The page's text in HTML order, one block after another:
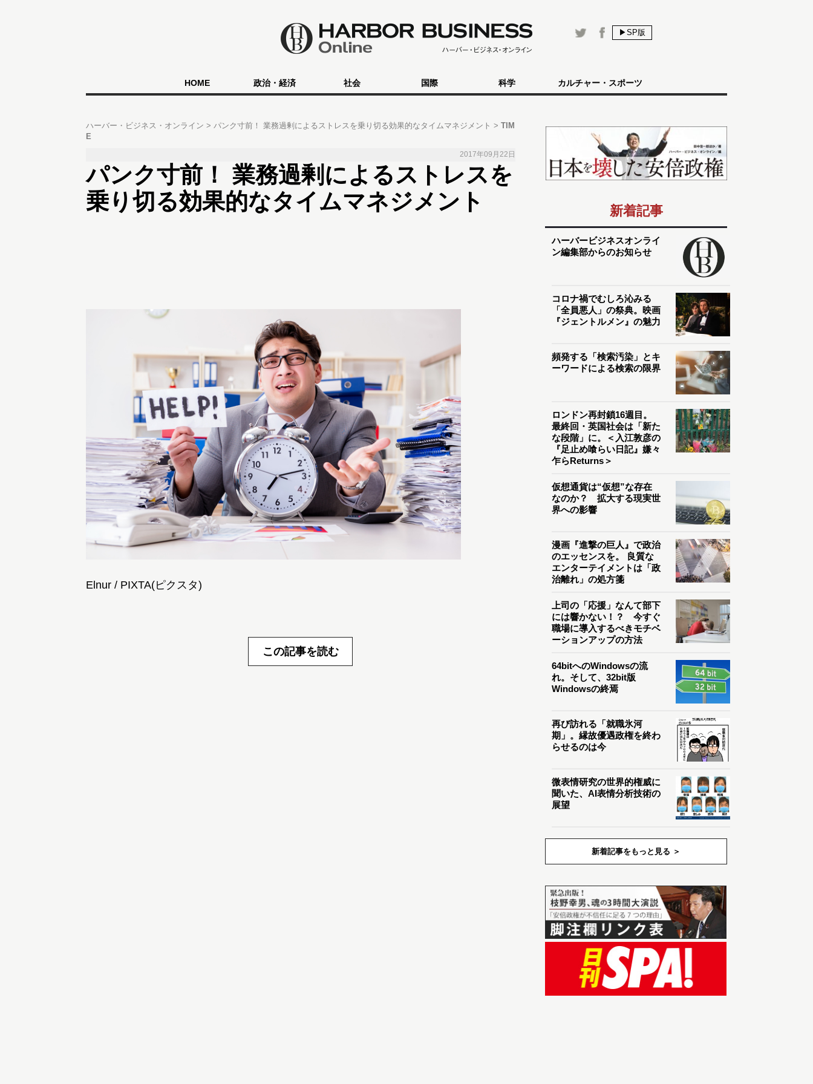
▶SP版
HOME 政治・経済 社会 国際 科学 カルチャー・スポーツ
ハーバー・ビジネス・オンライン パンク寸前！ 業務過剰によるストレスを乗り切る効果的なタイムマネジメント
TIM
E
2017年09月22日
パンク寸前！ 業務過剰によるストレスを
乗り切る効果的なタイムマネジメント
Elnur / PIXTA(ピクスタ)
この記事を読む
新着記事
ハーバービジネスオンライ
ン編集部からのお知らせ
コロナ禍でむしろ沁みる
「全員悪人」の祭典。映画
『ジェントルメン』の魅力
頻発する「検索汚染」とキ
ーワードによる検索の限界
ロンドン再封鎖16週目。
最終回・英国社会は「新た
な段階」に。＜入江敦彦の
『足止め喰らい日記』嫌々
乍らReturns＞
仮想通貨は“仮想”な存在
なのか？ 拡大する現実世
界への影響
漫画『進撃の巨人』で政治
のエッセンスを。 良質な
エンターテイメントは「政
治離れ」の処方箋
上司の「応援」なんて部下
には響かない！？ 今すぐ
職場に導入するべきモチベ
ーションアップの方法
64bitへのWindowsの流
れ。そして、32bit版
Windowsの終焉
再び訪れる「就職氷河
期」。縁故優遇政権を終わ
らせるのは今
微表情研究の世界的権威に
聞いた、AI表情分析技術の
展望
新着記事をもっと見る